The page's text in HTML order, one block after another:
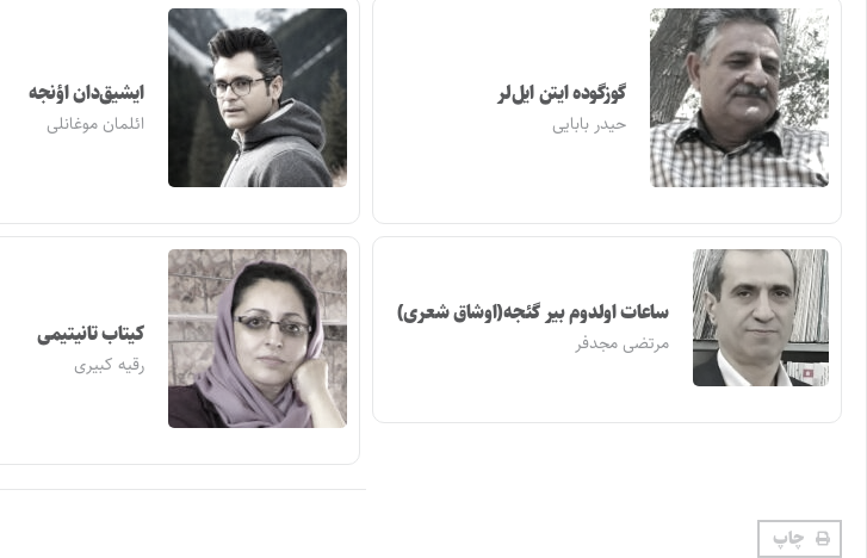
گوزگوده ایتن ایل‌لر
حیدر بابایی
ایشیق‌دان اؤنجه
ائلمان موغانلی
ساعات اولدوم بیر گئجه(اوشاق شعری)
مرتضی مجدفر کیتاب تانیتیمی
رقیه کبیری
چاپ